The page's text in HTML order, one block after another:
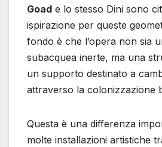
Goad e lo stesso Dini sono
ispirazione per queste
fondo è che l’opera non sia
subacquea inerte, ma una
un supporto destinato a
attraverso la colonizzazione
Questa è una differenza
molte installazioni artistiche